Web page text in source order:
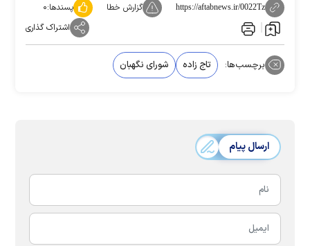
https://aftabnews.ir/0022Tz گزارش خطا پسندها:۰
اشتراک گذاری
برچسب‌ها: تاج زاده شورای نگهبان
ارسال پیام